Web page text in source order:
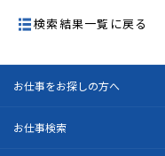
検索結果一覧に戻る
お仕事をお探しの方へ
お仕事検索